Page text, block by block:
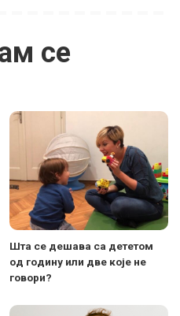
се
Шта се дешава са дететом
од годину или две које не
говори?